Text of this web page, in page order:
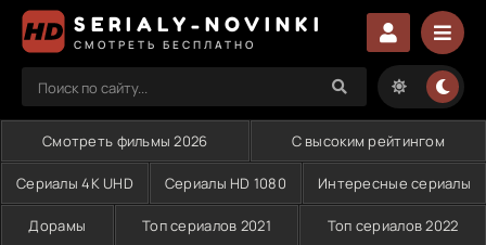
SERIALY-NOVINKI
СМОТРЕТЬ БЕСПЛАТНО
Смотреть фильмы 2026 С высоким рейтингом
Сериалы 4K UHD Сериалы HD 1080 Интересные сериалы
Дорамы Топ сериалов 2021 Топ сериалов 2022